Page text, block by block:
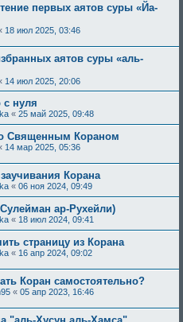
первых аятов суры «Йа-
18 июл 2025, 03:46
аятов суры «аль-
14 июл 2025, 20:06
с нуля
« 25 май 2025, 09:48
Священным Кораном
14 мар 2025, 05:36
Корана
« 06 ноя 2024, 09:49
ар-Рухейли)
« 18 июл 2024, 09:41
страницу из Корана
« 16 апр 2024, 09:02
Коран самостоятельно?
« 05 апр 2023, 16:46